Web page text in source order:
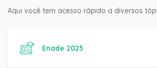
Aqui você tem acesso rápido a diversos
Enade 2023